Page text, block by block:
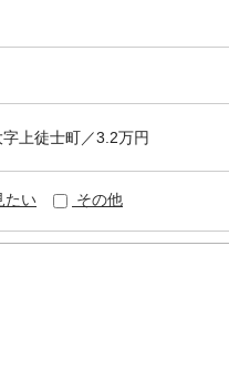
字上徒士町／3.2万円
たい その他